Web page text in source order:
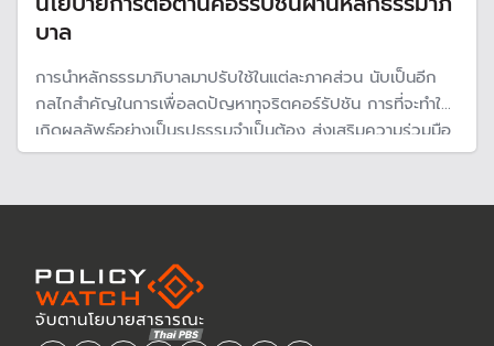
บาล
การนำหลักธรรมาภิบาลมาปรับใช้ในแต่ละภาคส่วน นับเป็นอีก
กลไกสำคัญในการเพื่อลดปัญหาทุจริตคอร์รัปชัน การที่จะทำให้
เกิดผลลัพธ์อย่างเป็นรูปธรรมจำเป็นต้อง ส่งเสริมความร่วมมือ
ระหว่างภาคส่วนต่างๆ ในการขับเคลื่อนงานด้านธรรมาภิบาลและ